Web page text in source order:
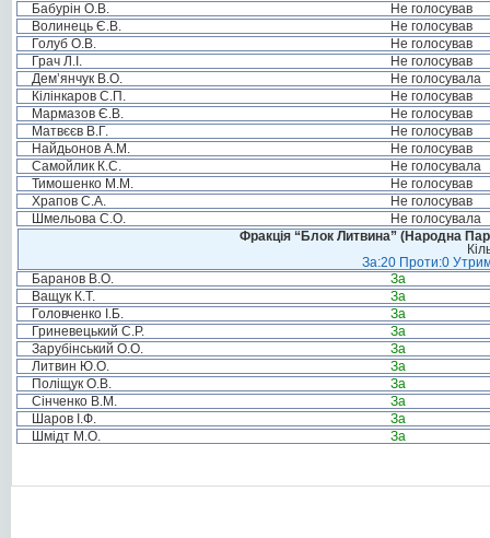
Бабурін О.В.
Не голосував
Волинець Є.В.
Не голосував
Голуб О.В.
Не голосував
Грач Л.І.
Не голосував
Дем’янчук В.О.
Не голосувала
Кілінкаров С.П.
Не голосував
Мармазов Є.В.
Не голосував
Матвєєв В.Г.
Не голосував
Найдьонов А.М.
Не голосував
Самойлик К.С.
Не голосувала
Тимошенко М.М.
Не голосував
Храпов С.А.
Не голосував
Шмельова С.О.
Не голосувала
Фракція “Блок Литвина” (Народна
За:20 Проти:0
Баранов В.О.
За
Ващук К.Т.
За
Головченко І.Б.
За
Гриневецький С.Р.
За
Зарубінський О.О.
За
Литвин Ю.О.
За
Поліщук О.В.
За
Сінченко В.М.
За
Шаров І.Ф.
За
Шмідт М.О.
За